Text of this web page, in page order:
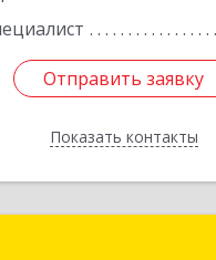
Отправить заявку
Показать контакты
Отправить заявку
Назад